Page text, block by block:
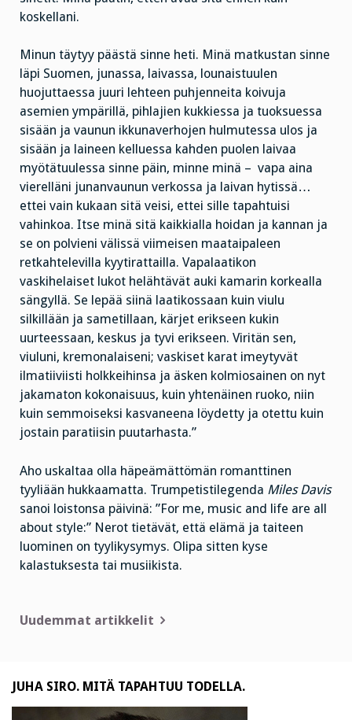
koskellani.
Minun täytyy päästä sinne heti. Minä matkustan sinne
läpi Suomen, junassa, laivassa, lounaistuulen
huojuttaessa juuri lehteen puhjenneita koivuja
asemien ympärillä, pihlajien kukkiessa ja tuoksuessa
sisään ja vaunun ikkunaverhojen hulmutessa ulos ja
sisään ja laineen kelluessa kahden puolen laivaa
myötätuulessa sinne päin, minne minä – vapa aina
vierelläni junanvaunun verkossa ja laivan hytissä…
ettei vain kukaan sitä veisi, ettei sille tapahtuisi
vahinkoa. Itse minä sitä kaikkialla hoidan ja kannan ja
se on polvieni välissä viimeisen maataipaleen
retkahtelevilla kyytirattailla. Vapalaatikon
vaskihelaiset lukot helähtävät auki kamarin korkealla
sängyllä. Se lepää siinä laatikossaan kuin viulu
silkillään ja sametillaan, kärjet erikseen kukin
uurteessaan, keskus ja tyvi erikseen. Viritän sen,
viuluni, kremonalaiseni; vaskiset karat imeytyvät
ilmatiiviisti holkkeihinsa ja äsken kolmiosainen on nyt
jakamaton kokonaisuus, kuin yhtenäinen ruoko, niin
kuin semmoiseksi kasvaneena löydetty ja otettu kuin
jostain paratiisin puutarhasta.”
Aho uskaltaa olla häpeämättömän romanttinen
tyyliään hukkaamatta. Trumpetistilegenda Miles Davis
sanoi loistonsa päivinä: ”For me, music and life are all
about style:” Nerot tietävät, että elämä ja taiteen
luominen on tyylikysymys. Olipa sitten kyse
kalastuksesta tai musiikista.
Artikkelien
Uudemmat artikkelit
JUHA SIRO. MITÄ TAPAHTUU TODELLA.